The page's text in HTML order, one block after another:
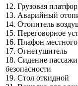
12. Грузовая
13. Аварийный
14. Отопитель
15. Переговорное
16. Плафон
17. Огнетушитель
18. Сидение
безопасности
19. Стол откидной